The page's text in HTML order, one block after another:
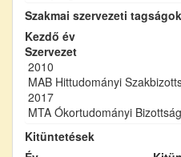
Szakmai szervezeti tagságok
Kezdő év
Szervezet
2010
MAB Hittudományi
2017
MTA Ókortudományi Bizottság
Kitüntetések